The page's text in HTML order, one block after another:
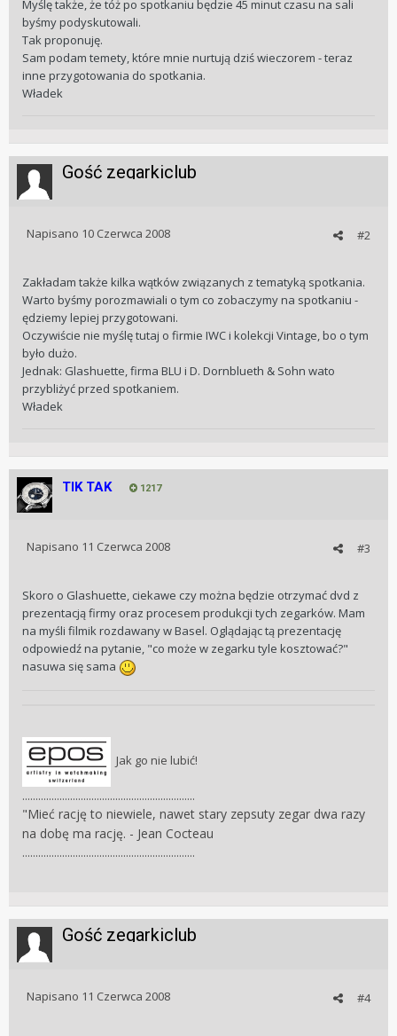
Myślę także, że tóż po spotkaniu będzie 45 minut czasu na sali
byśmy podyskutowali.
Tak proponuję.
Sam podam temety, które mnie nurtują dziś wieczorem - teraz
inne przygotowania do spotkania.
Władek
Gość zegarkiclub
#2
Napisano 10 Czerwca 2008
Zakładam także kilka wątków związanych z tematyką spotkania.
Warto byśmy porozmawiali o tym co zobaczymy na spotkaniu -
ędziemy lepiej przygotowani.
Oczywiście nie myślę tutaj o firmie IWC i kolekcji Vintage, bo o tym
było dużo.
Jednak: Glashuette, firma BLU i D. Dornblueth & Sohn wato
przybliżyć przed spotkaniem.
Władek
TIK TAK 1217
#3
Napisano 11 Czerwca 2008
Skoro o Glashuette, ciekawe czy można będzie otrzymać dvd z
prezentacją firmy oraz procesem produkcji tych zegarków. Mam
na myśli filmik rozdawany w Basel. Oglądając tą prezentację
odpowiedź na pytanie, "co może w zegarku tyle kosztować?"
nasuwa się sama
Jak go nie lubić!
.................................................................
"Mieć rację to niewiele, nawet stary zepsuty zegar dwa razy
na dobę ma rację. - Jean Cocteau
.................................................................
Gość zegarkiclub
#4
Napisano 11 Czerwca 2008